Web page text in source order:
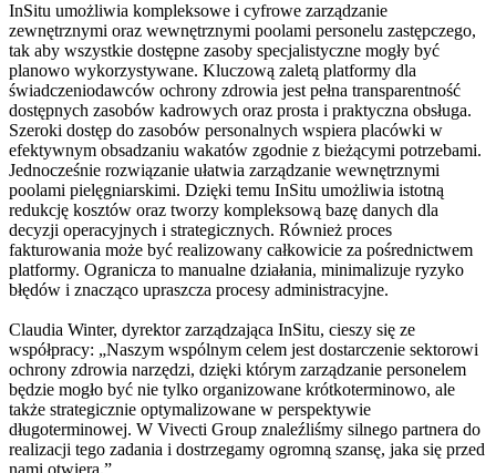
InSitu umożliwia kompleksowe i cyfrowe zarządzanie
zewnętrznymi oraz wewnętrznymi poolami personelu zastępczego,
tak aby wszystkie dostępne zasoby specjalistyczne mogły być
planowo wykorzystywane. Kluczową zaletą platformy dla
świadczeniodawców ochrony zdrowia jest pełna transparentność
dostępnych zasobów kadrowych oraz prosta i praktyczna obsługa.
Szeroki dostęp do zasobów personalnych wspiera placówki w
efektywnym obsadzaniu wakatów zgodnie z bieżącymi potrzebami.
Jednocześnie rozwiązanie ułatwia zarządzanie wewnętrznymi
poolami pielęgniarskimi. Dzięki temu InSitu umożliwia istotną
redukcję kosztów oraz tworzy kompleksową bazę danych dla
decyzji operacyjnych i strategicznych. Również proces
fakturowania może być realizowany całkowicie za pośrednictwem
platformy. Ogranicza to manualne działania, minimalizuje ryzyko
błędów i znacząco upraszcza procesy administracyjne.
Claudia Winter, dyrektor zarządzająca InSitu, cieszy się ze
współpracy: „Naszym wspólnym celem jest dostarczenie sektorowi
ochrony zdrowia narzędzi, dzięki którym zarządzanie personelem
będzie mogło być nie tylko organizowane krótkoterminowo, ale
także strategicznie optymalizowane w perspektywie
długoterminowej. W Vivecti Group znaleźliśmy silnego partnera do
realizacji tego zadania i dostrzegamy ogromną szansę, jaka się przed